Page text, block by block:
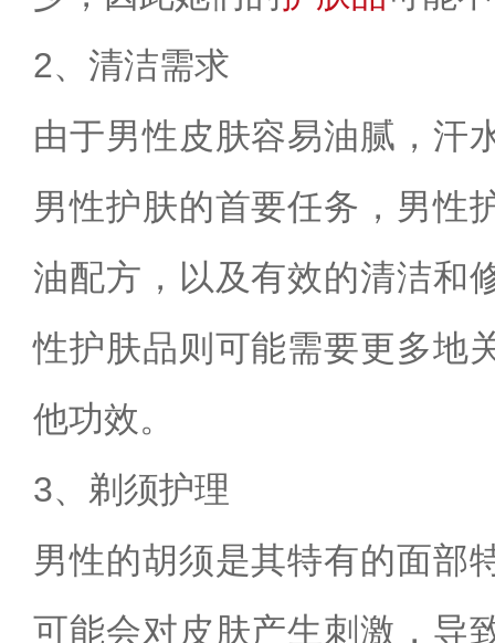
2、清洁需求
由于男性皮肤容易油腻，汗
男性护肤的首要任务，男性
油配方，以及有效的清洁和
性护肤品则可能需要更多地
他功效。
3、剃须护理
男性的胡须是其特有的面部
可能会对皮肤产生刺激，导